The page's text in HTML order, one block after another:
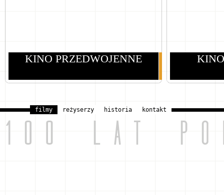
KINO PRZEDWOJENNE
filmy reżyserzy historia kontakt